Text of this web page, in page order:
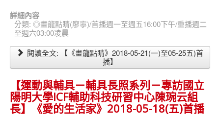
詳細內容
分類: ◎畫龍點睛(廖寧)/首播週一至週五16:00下午/重播週二
至週六03:00凌晨
閱讀全文: 【《畫龍點睛》2018-05-21(一)至05-25五)首
播】
【運動與輔具－輔具長照系列－專訪國立
陽明大學ICF輔助科技研習中心陳琬云組
長】《愛的生活家》2018-05-18(五)首播